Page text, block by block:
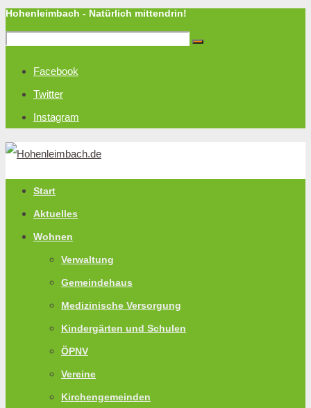
Hohenleimbach - Natürlich mittendrin!
Facebook
Twitter
Instagram
Start
Aktuelles
Wohnen
Verwaltung
Gemeindehaus
Medizinische Versorgung
Kindergärten und Schulen
ÖPNV
Vereine
Kirchengemeinden